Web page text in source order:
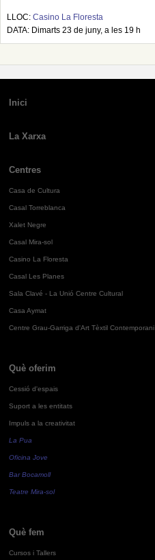
LLOC: Casino La Floresta
DATA: Dimarts 23 de juny, a les 19 h
Inici
La Xarxa
Centres
Casa de Cultura
Casal Torreblanca
Xalet Negre
Casal Mira-sol
Casino La Floresta
Casal Les Planes
Sala Clavé - La Unió Centre Cultural
Casa Aymat
Centre Grau-Garriga d'Art Tèxtil Contemporani
Què oferim
Cessió d'espais
Suport a les entitats
Impuls a la creativitat
La Pua
Oficina Jove
Bar Bocamoll
Teatre Mira-sol
Què fem
Cursos i Tallers